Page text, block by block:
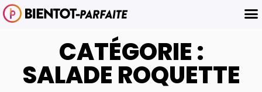
CATÉGORIE :
SALADE ROQUETTE